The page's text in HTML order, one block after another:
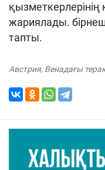
жариялады.
тапты.
Австрия, Венадағы